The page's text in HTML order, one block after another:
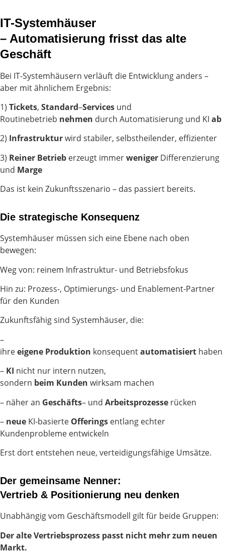
IT-Systemhäuser
– Automatisierung frisst das alte
Geschäft
Bei IT-Systemhäusern verläuft die Entwicklung anders –
aber mit ähnlichem Ergebnis:
1) Tickets, Standard–Services und
Routinebetrieb nehmen durch Automatisierung und KI ab
2) Infrastrukturwird stabiler, selbstheilender, effizienter
3) Reiner Betrieb erzeugt immerweniger Differenzierung
und Marge
Das ist kein Zukunftsszenario – das passiert bereits.
Die strategische Konsequenz
Systemhäuser müssen sich eine Ebene nach oben
bewegen:
Weg von: reinem Infrastruktur- und Betriebsfokus
Hin zu: Prozess-, Optimierungs- und Enablement-Partner
für den Kunden
Zukunftsfähig sind Systemhäuser, die:
–
ihreeigene Produktion konsequentautomatisiert haben
– KI nicht nur intern nutzen,
sondern beim Kunden wirksam machen
– näher an Geschäfts– und Arbeitsprozesse rücken
– neue KI-basierte Offerings entlang echter
Kundenprobleme entwickeln
Erst dort entstehen neue, verteidigungsfähige Umsätze.
Der gemeinsame Nenner:
Vertrieb & Positionierung neu denken
Unabhängig vom Geschäftsmodell gilt für beide Gruppen:
Der alte Vertriebsprozess passt nicht mehr zum neuen
Markt.